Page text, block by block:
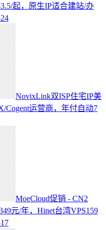
起，原生IP适合建站/办
NovixLink双ISP住宅IP美
Cogent运营商，年付自动7
MoeCloud促销 - CN2
元/年，Hinet台湾VPS159